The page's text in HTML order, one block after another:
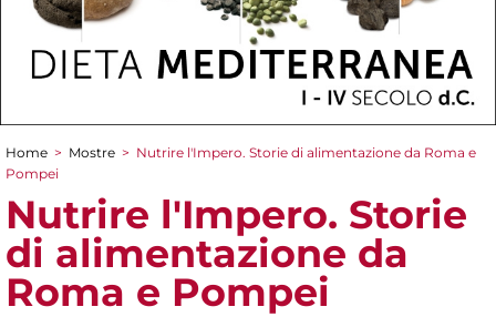
Tu sei qui
Home > Mostre > Nutrire l'Impero. Storie di alimentazione da Roma e
Pompei
Nutrire l'Impero. Storie
di alimentazione da
Roma e Pompei